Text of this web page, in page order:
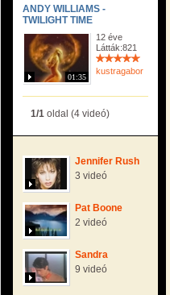
ANDY WILLIAMS -
TWILIGHT TIME
01:35
12 éve
Látták:821
kustragabor
1/1 oldal (4 videó)
Jennifer Rush
3 videó
Pat Boone
2 videó
Sandra
9 videó